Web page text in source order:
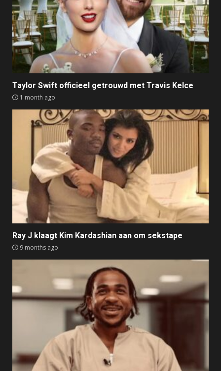
Taylor Swift officieel getrouwd met Travis Kelce
1 month ago
Ray J klaagt Kim Kardashian aan om sekstape
9 months ago